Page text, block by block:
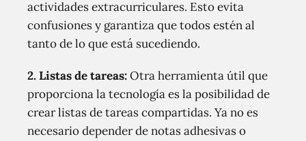
actividades extracurriculares. Esto evita
confusiones y garantiza que todos estén al
tanto de lo que está sucediendo.
2. Listas de tareas:Otra herramienta útil que
proporciona la tecnología es la posibilidad de
crear listas de tareas compartidas. Ya no es
necesario depender de notas adhesivas o